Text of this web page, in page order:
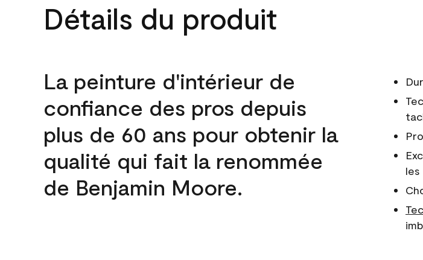
Détails du produit
La peinture d'intérieur de
confiance des pros depuis
plus de 60 ans pour obtenir la
qualité qui fait la renommée
de Benjamin Moore.